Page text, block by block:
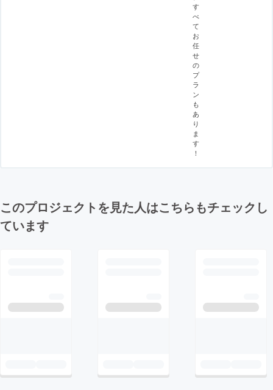
す
べ
て
お
任
せ
の
プ
ラ
ン
も
あ
り
ま
す
！
このプロジェクトを見た人はこちらもチェックし
ています